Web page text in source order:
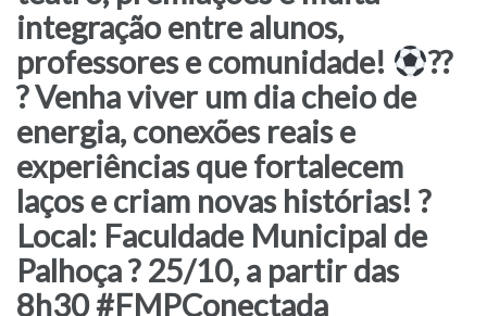
integração entre alunos,
professores e comunidade!
??
? Venha viver um dia cheio de
energia, conexões reais e
experiências que fortalecem
laços e criam novas histórias! ?
Local: Faculdade Municipal de
Palhoça ? 25/10, a partir das
8h30 #FMPConectada